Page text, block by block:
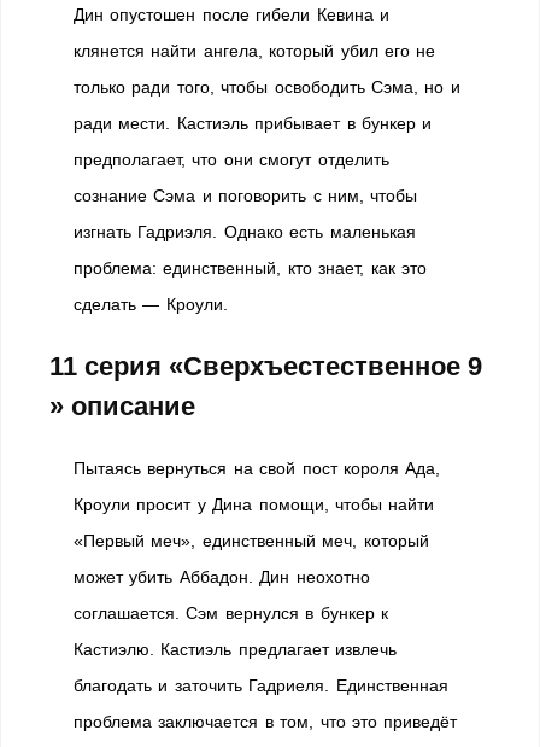
Дин опустошен после гибели Кевина и
клянется найти ангела, который убил его не
только ради того, чтобы освободить Сэма, но и
ради мести. Кастиэль прибывает в бункер и
предполагает, что они смогут отделить
сознание Сэма и поговорить с ним, чтобы
изгнать Гадриэля. Однако есть маленькая
проблема: единственный, кто знает, как это
сделать — Кроули.
11 серия «Сверхъестественное 9
» описание
Пытаясь вернуться на свой пост короля Ада,
Кроули просит у Дина помощи, чтобы найти
«Первый меч», единственный меч, который
может убить Аббадон. Дин неохотно
соглашается. Сэм вернулся в бункер к
Кастиэлю. Кастиэль предлагает извлечь
благодать и заточить Гадриеля. Единственная
проблема заключается в том, что это приведёт